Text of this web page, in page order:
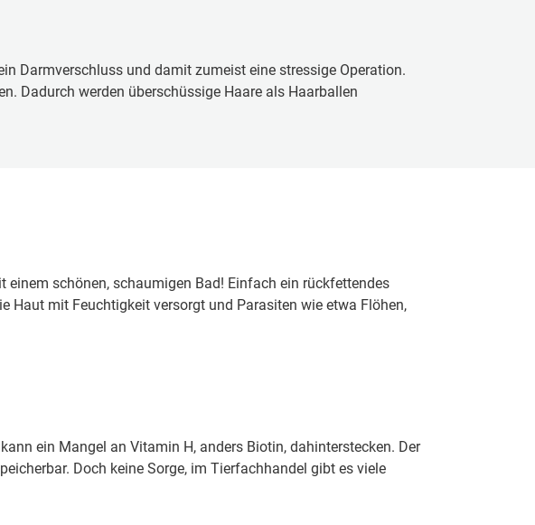
Darmverschluss und damit zumeist eine stressige Operation.
Dadurch werden überschüssige Haare als Haarballen
schönen, schaumigen Bad! Einfach ein rückfettendes
Haut mit Feuchtigkeit versorgt und Parasiten wie etwa Flöhen,
ein Mangel an Vitamin H, anders Biotin, dahinterstecken. Der
Doch keine Sorge, im Tierfachhandel gibt es viele